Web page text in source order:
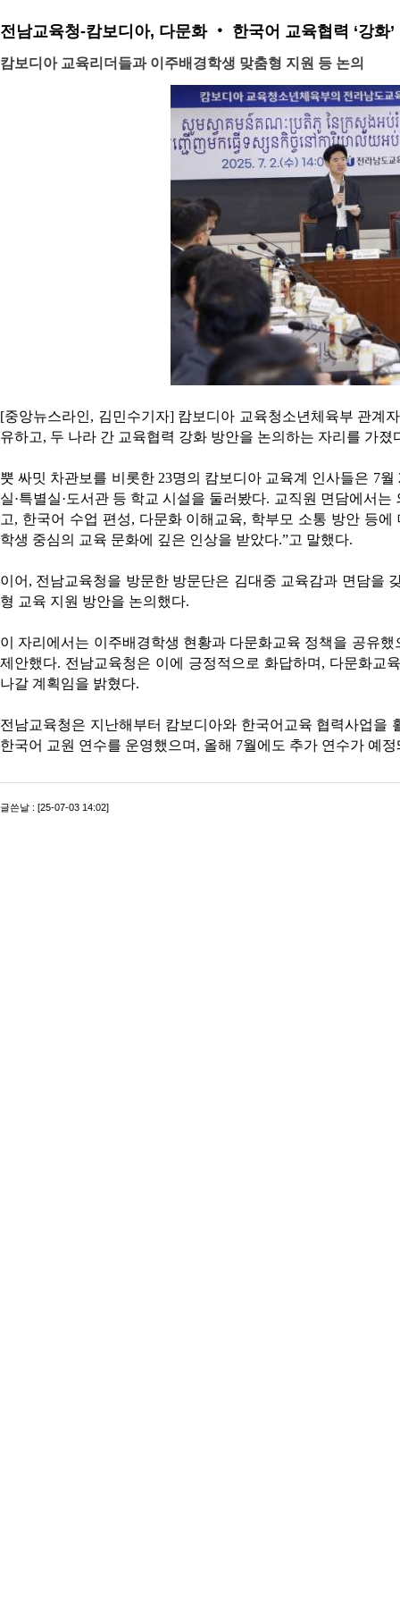
전남교육청-캄보디아, 다문화 ‧ 한국어 교육협력 ‘강화’
캄보디아 교육리더들과 이주배경학생 맞춤형 지원 등 논의
[중앙뉴스라인, 김민수기자] 캄보디아 교육청소년체육부 관계
유하고, 두 나라 간 교육협력 강화 방안을 논의하는 자리를 가졌
뿟 싸밋 차관보를 비롯한 23명의 캄보디아 교육계 인사들은 7
실·특별실·도서관 등 학교 시설을 둘러봤다. 교직원 면담에서
고, 한국어 수업 편성, 다문화 이해교육, 학부모 소통 방안 등
학생 중심의 교육 문화에 깊은 인상을 받았다.”고 말했다.
이어, 전남교육청을 방문한 방문단은 김대중 교육감과 면담을
형 교육 지원 방안을 논의했다.
이 자리에서는 이주배경학생 현황과 다문화교육 정책을 공유
제안했다. 전남교육청은 이에 긍정적으로 화답하며, 다문화
나갈 계획임을 밝혔다.
전남교육청은 지난해부터 캄보디아와 한국어교육 협력사업을
한국어 교원 연수를 운영했으며, 올해 7월에도 추가 연수가 예정
글쓴날 : [25-07-03 14:02]